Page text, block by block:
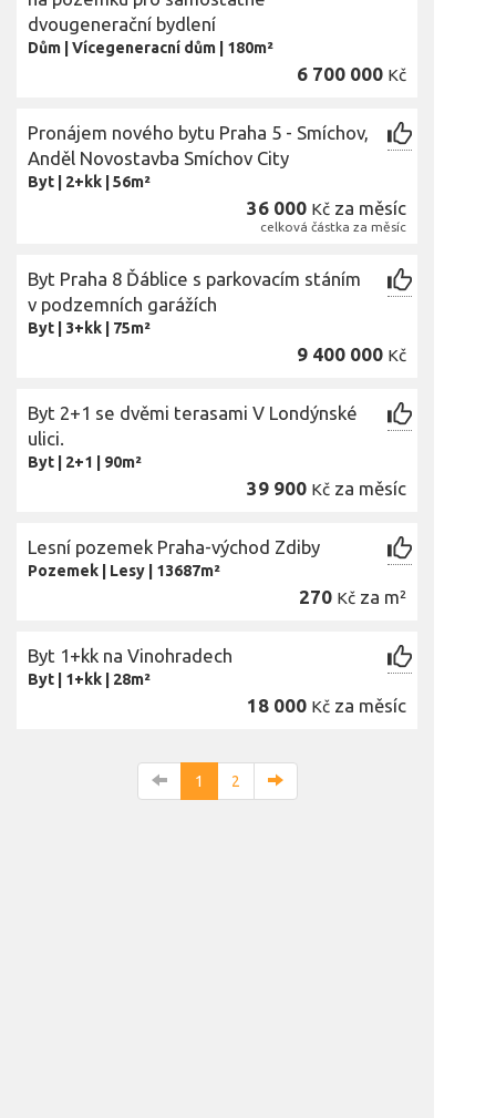
dvougenerační bydlení
Dům Vícegeneracní dům 180m²
6 700 000 Kč
Pronájem nového bytu Praha 5 - Smíchov,
Anděl Novostavba Smíchov City
Byt 2+kk 56m²
36 000 Kč za měsíc
celková částka za měsíc
Byt Praha 8 Ďáblice s parkovacím stáním
v podzemních garážích
Byt 3+kk 75m²
9 400 000 Kč
Byt 2+1 se dvěmi terasami V Londýnské
ulici.
Byt 2+1 90m²
39 900 Kč za měsíc
Lesní pozemek Praha-východ Zdiby
Pozemek Lesy 13687m²
270 Kč za m²
Byt 1+kk na Vinohradech
Byt 1+kk 28m²
18 000 Kč za měsíc
1 2